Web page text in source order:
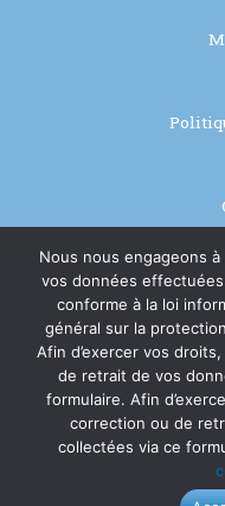
Nous nous engageons
vos données
conforme à la loi
général sur la
Afin d’exercer vos
de retrait de vos
formulaire. Afin
correction ou de
collectées via ce